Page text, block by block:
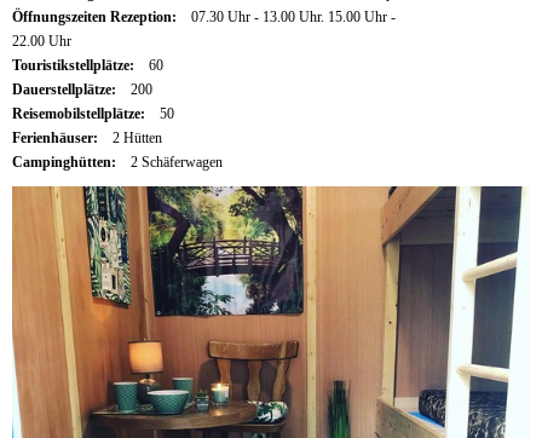
Öffnungszeiten Rezeption:
07.30 Uhr - 13.00 Uhr. 15.00 Uhr -
22.00 Uhr
Touristikstellplätze:
60
Dauerstellplätze:
200
Reisemobilstellplätze:
50
Ferienhäuser:
2 Hütten
Campinghütten:
2 Schäferwagen